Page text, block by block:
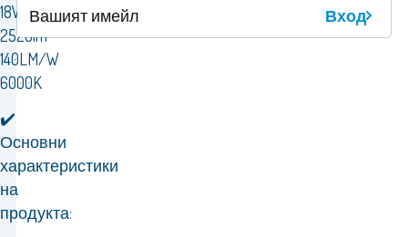
18W
2520lm
140LM/W
6000K
✔️
Основни
характеристики
на
продукта:
Вход